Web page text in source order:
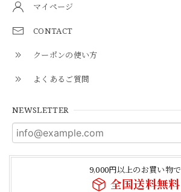
マイページ
CONTACT
クーポンの使い方
よくあるご質問
NEWSLETTER
9,000円以上のお買い物で
全国送料無料